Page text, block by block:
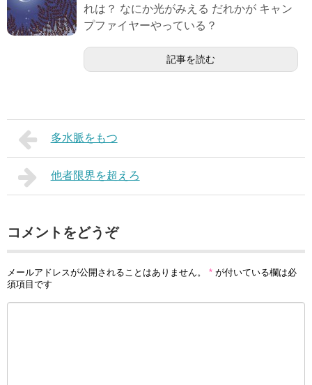
れは？ なにか光がみえる だれかが キャン
プファイヤーやっている？
記事を読む
多水脈をもつ
他者限界を超えろ
コメントをどうぞ
メールアドレスが公開されることはありません。 * が付いている欄は必
須項目です